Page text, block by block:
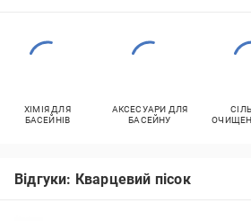
ХІМІЯ ДЛЯ
БАСЕЙНІВ
АКСЕСУАРИ ДЛЯ
БАСЕЙНУ
Відгуки: Кварцевий пісок